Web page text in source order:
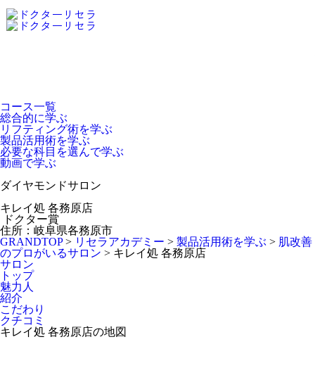
Dr.Recella Academy
について
コース一覧
総合的に学ぶ
リフティング術を学ぶ
製品活用術を学ぶ
必要な科目を選んで学ぶ
動画で学ぶ
ダイヤモンドサロン
キレイ処 各務原店
ドクター賞
住所：岐阜県各務原市
GRANDTOP> リセラアカデミー > 製品活用術を学ぶ > 肌改善
のプロがいるサロン > キレイ処 各務原店
サロン
トップ
魅力人
紹介
こだわり
クチコミ
キレイ処 各務原店の地図